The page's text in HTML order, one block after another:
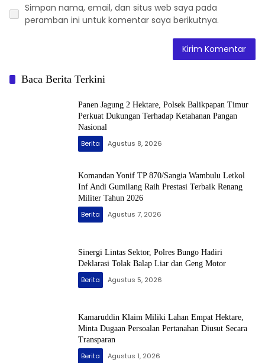
Simpan nama, email, dan situs web saya pada
peramban ini untuk komentar saya berikutnya.
Baca Berita Terkini
Panen Jagung 2 Hektare, Polsek Balikpapan Timur
Perkuat Dukungan Terhadap Ketahanan Pangan
Nasional
Berita Agustus 8, 2026
Komandan Yonif TP 870/Sangia Wambulu Letkol
Inf Andi Gumilang Raih Prestasi Terbaik Renang
Militer Tahun 2026
Berita Agustus 7, 2026
Sinergi Lintas Sektor, Polres Bungo Hadiri
Deklarasi Tolak Balap Liar dan Geng Motor
Berita Agustus 5, 2026
Kamaruddin Klaim Miliki Lahan Empat Hektare,
Minta Dugaan Persoalan Pertanahan Diusut Secara
Transparan
Berita Agustus 1, 2026